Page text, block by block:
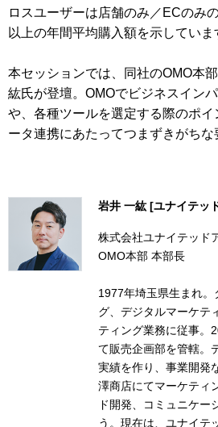
ロスユーザーは店舗のみ／ECのみ
以上の年間平均購入額を示していま
本セッションでは、同社のOMO本
紘氏が登壇。OMOでビジネスイン
や、各種ツールを選定する際のポ
ータ連携にあたってつまずきがちな
岩井 一紘 [ユナイテッ
株式会社ユナイテッド
OMO本部 本部長
1977年埼玉県生まれ
グ、デジタルマーケテ
ティング業務に従事。
て販売企画部を管轄。
実績を作り、事業開発
澤商店にてマーケティ
ド開発、コミュニケー
う。現在は、ユナイテ